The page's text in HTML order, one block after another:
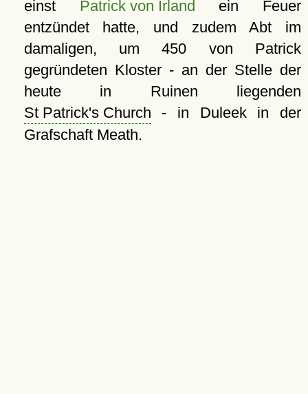
einst Patrick von Irland ein Feuer
entzündet hatte, und zudem Abt im
damaligen, um 450 von Patrick
gegründeten Kloster - an der Stelle der
heute in Ruinen liegenden
St Patrick's Church - in Duleek in der
Grafschaft Meath.